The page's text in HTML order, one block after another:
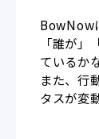
BowNow
「誰が
ているか
また、行
タスが変